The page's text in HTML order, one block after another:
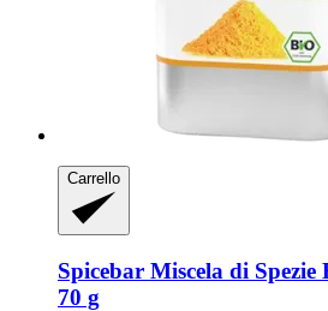
Carrello
Spicebar Miscela di
70 g